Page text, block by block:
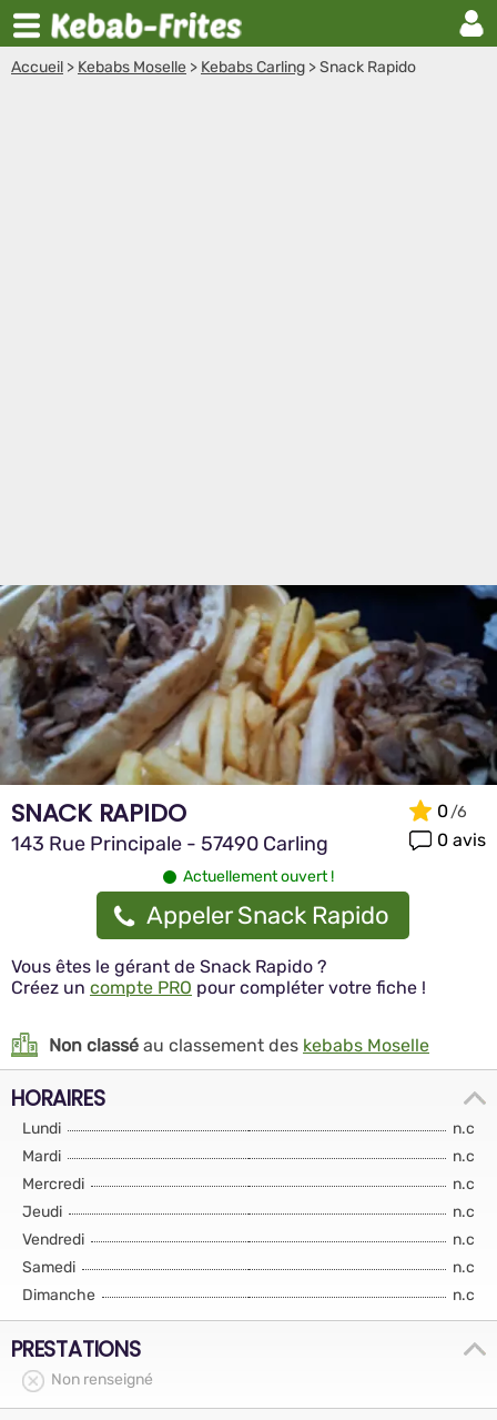
Accueil > Kebabs Moselle > Kebabs Carling >Snack Rapido
SNACK RAPIDO
143 Rue Principale - 57490 Carling
0
0 avis
Actuellement ouvert !
Appeler Snack Rapido
Vous êtes le gérant de Snack Rapido ?
Créez un compte PRO pour compléter votre fiche !
Non classé au classement des kebabs Moselle
HORAIRES
Lundi
n.c
Mardi
n.c
Mercredi
n.c
Jeudi
n.c
Vendredi
n.c
Samedi
n.c
Dimanche
n.c
PRESTATIONS
Non renseigné